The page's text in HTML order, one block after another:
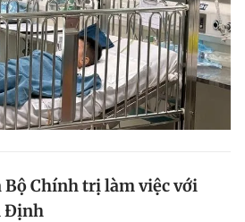
Chính trị làm việc với
Định